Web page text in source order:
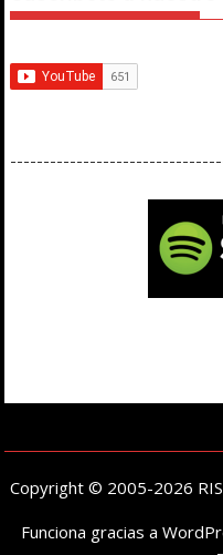
Copyright © 2005-2026
Funciona gracias a